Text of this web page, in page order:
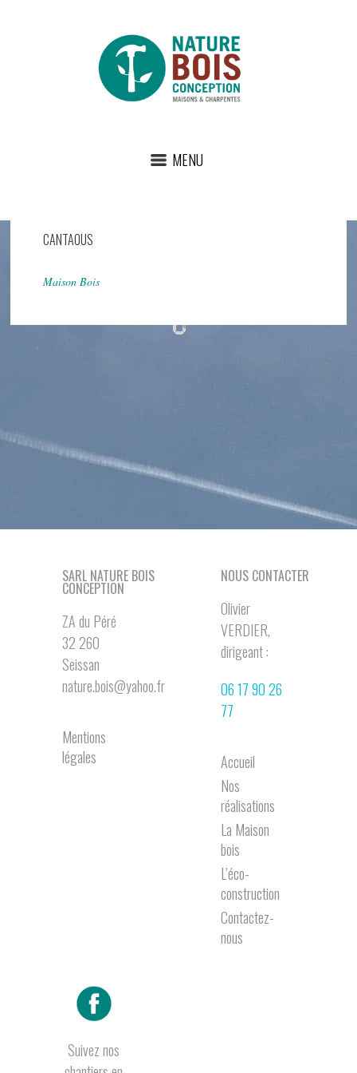
MENU
CANTAOUS
Maison Bois
SARL NATURE BOIS
CONCEPTION
ZA du Péré
32 260
Seissan
nature.bois@yahoo.fr
Mentions
légales
NOUS CONTACTER
Olivier
VERDIER,
dirigeant :
06 17 90 26
77
Accueil
Nos
réalisations
La Maison
bois
L’éco-
construction
Contactez-
nous
Suivez nos